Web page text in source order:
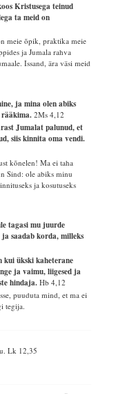
Kristusega teinud
ta meid on
meie õpik, praktika meie
ja Jumala rahva
Issand, ära väsi meid
ja mina olen abiks
rääkima.2Ms 4,12
Jumalat palunud, et
siis kinnita oma vendi.
kõnelen! Ma ei taha
Sind: ole abiks minu
ja kosutuseks
tagasi mu juurde
saadab korda, milleks
kui ükski kaheterane
ja vaimu, liigesed ja
hindaja.Hb 4,12
puuduta mind, et ma ei
tegija.
Lk 12,35